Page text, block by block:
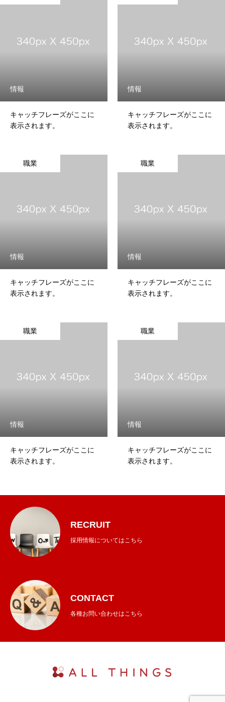
ABOUT US
CONTACT
情報
キャッチフレーズがここに
表示されます。
情報
キャッチフレーズがここに
表示されます。
職業
情報
キャッチフレーズがここに
表示されます。
職業
情報
キャッチフレーズがここに
表示されます。
職業
情報
キャッチフレーズがここに
表示されます。
職業
情報
キャッチフレーズがここに
表示されます。
RECRUIT
採用情報についてはこちら
CONTACT
各種お問い合わせはこちら